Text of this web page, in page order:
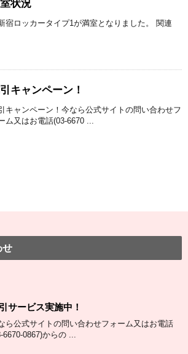
状況
宿ロッカータイプ1が満室となりました。 関連
キャンペーン！
キャンペーン！今なら公式サイトの問い合わせフ
ム又はお電話(03-6670 ...
せ
サービス実施中！
ら公式サイトの問い合わせフォーム又はお電話
6670-0867)からの ...